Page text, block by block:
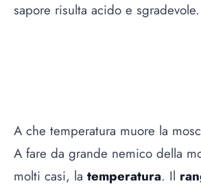
sapore risulta acido e sgradevole.
A che temperatura muore la
A fare da grande nemico della
molti casi, la temperatura. Il